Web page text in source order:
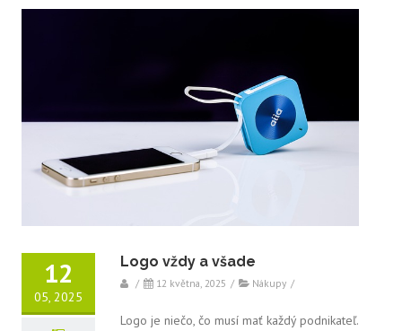
12
05, 2025
Logo vždy a všade
/ 12 května, 2025 / Nákupy /
Logo je niečo, čo musí mať každý podnikateľ.